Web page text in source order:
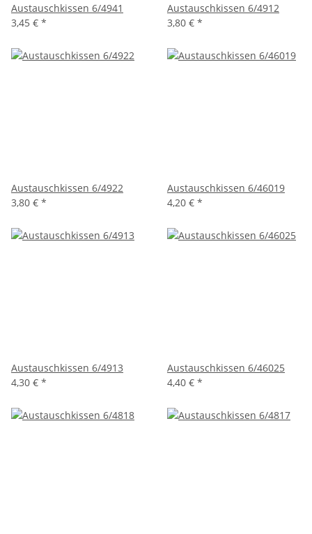
Austauschkissen 6/4941
3,45 € *
Austauschkissen 6/4912
3,80 € *
Austauschkissen 6/4922
3,80 € *
Austauschkissen 6/46019
4,20 € *
Austauschkissen 6/4913
4,30 € *
Austauschkissen 6/46025
4,40 € *